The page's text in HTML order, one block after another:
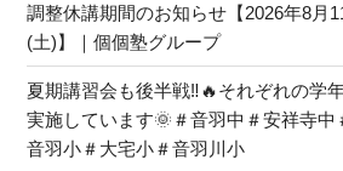
調整休講期間のお知らせ【2026年8月
(土)】｜個個塾グループ
夏期講習会も後半戦‼🔥それぞれの学
実施しています🌞＃音羽中＃安祥寺中
音羽小＃大宅小＃音羽川小